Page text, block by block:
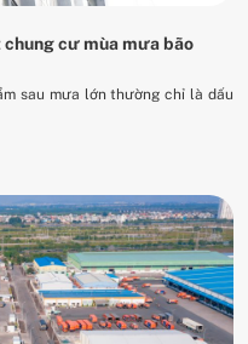
cư mùa mưa bão
sau mưa lớn thường chỉ là dấu